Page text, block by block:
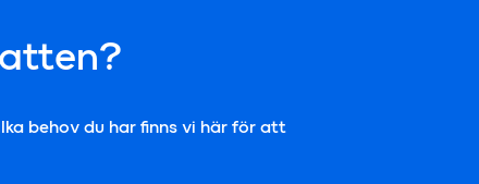
behov du har finns vi här för att